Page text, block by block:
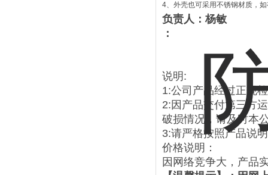
4、外壳也可采用不锈钢材质，
负责人：杨敏
：
说明:
1:公司产品经过正规
2:因产品交付第三方
破损情况，请及时本
3:请严格按照产品说
价格说明：
因网络竞争大，产品